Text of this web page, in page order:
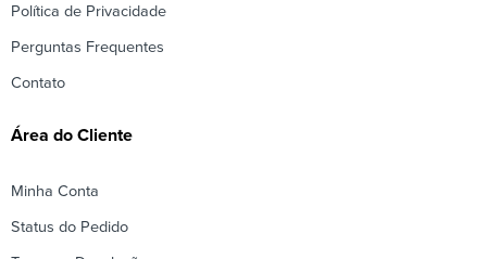
Política de Privacidade
Perguntas Frequentes
Contato
Área do Cliente
Minha Conta
Status do Pedido